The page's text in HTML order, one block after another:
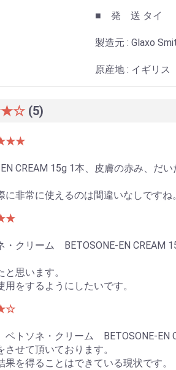
■ 発 送 タイ
製造元 : Glaxo
原産地 : イギリス
(5)
CREAM 15g 1本、皮膚の赤み、だ
非常に使えるのは間違いなしですね。
クリーム BETOSONE-EN CREAM
思います。
をするようにしたいです。
トソネ・クリーム BETOSONE-EN
せて頂いております。
を得ることはできている現状です。